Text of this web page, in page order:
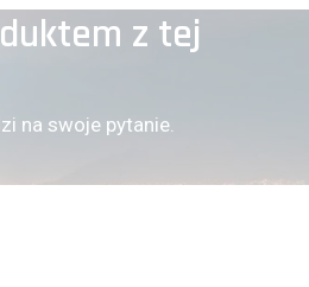
z tej
na swoje pytanie.